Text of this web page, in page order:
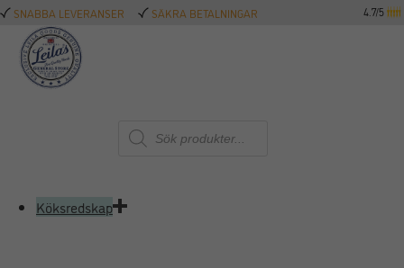
SNABBA LEVERANSER SÄKRA BETALNINGAR 4.7/5
Produktsökning
Köksredskap